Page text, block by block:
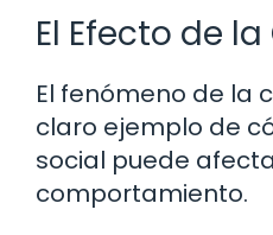
El Efecto de
El fenómeno de la
claro ejemplo de
social puede
comportamiento.